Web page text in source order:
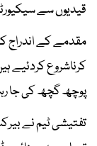
قیدیوں سے
مقدمے کے اندراج
کرناشروع کردئیے
پوچھ گچھ کی جا
تفتیشی ٹیم نے